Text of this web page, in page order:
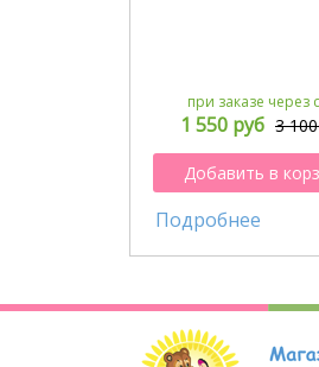
при заказе через
1 550 руб 3
Добавить в
Подробнее